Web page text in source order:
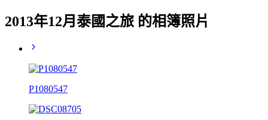
2013年12月泰國之旅 的相簿照片
P1080547